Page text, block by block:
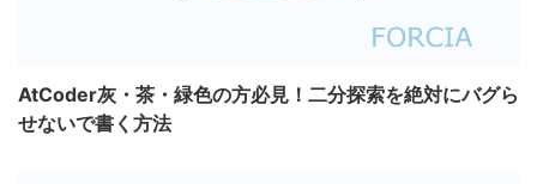
AtCoder灰・茶・緑色の方必見！二分探索を絶対にバグら
せないで書く方法